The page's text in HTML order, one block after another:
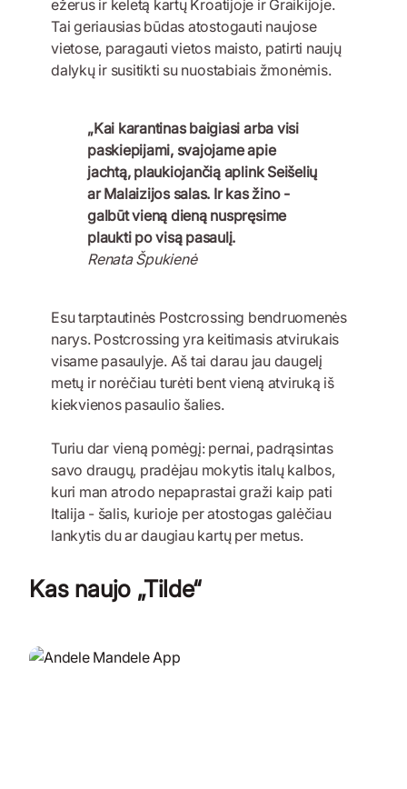
ežerus ir keletą kartų Kroatijoje ir Graikijoje.
Tai geriausias būdas atostogauti naujose
vietose, paragauti vietos maisto, patirti naujų
dalykų ir susitikti su nuostabiais žmonėmis.
„Kai karantinas baigiasi arba visi
paskiepijami, svajojame apie
jachtą, plaukiojančią aplink Seišelių
ar Malaizijos salas. Ir kas žino -
galbūt vieną dieną nuspręsime
plaukti po visą pasaulį.
Renata Špukienė
Esu tarptautinės Postcrossing bendruomenės
narys. Postcrossing yra keitimasis atvirukais
visame pasaulyje. Aš tai darau jau daugelį
metų ir norėčiau turėti bent vieną atviruką iš
kiekvienos pasaulio šalies.
Turiu dar vieną pomėgį: pernai, padrąsintas
savo draugų, pradėjau mokytis italų kalbos,
kuri man atrodo nepaprastai graži kaip pati
Italija - šalis, kurioje per atostogas galėčiau
lankytis du ar daugiau kartų per metus.
Kas naujo „Tilde“